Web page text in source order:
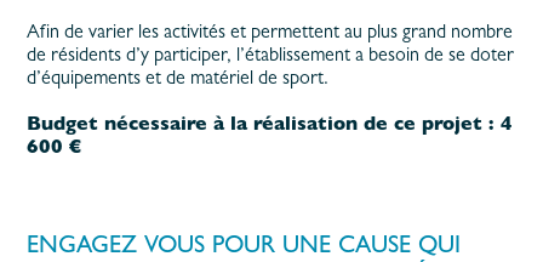
Afin de varier les activités et permettent au plus grand nombre
de résidents d’y participer, l’établissement a besoin de se doter
d’équipements et de matériel de sport.
Budget nécessaire à la réalisation de ce projet : 4
600 €
ENGAGEZ VOUS POUR UNE CAUSE QUI